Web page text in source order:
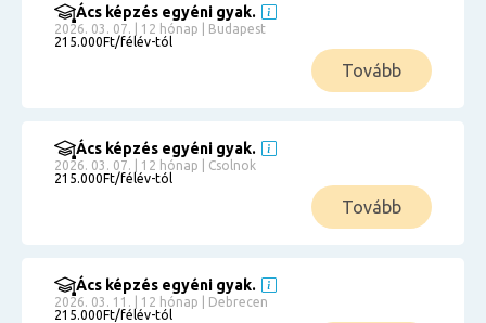
Ács képzés egyéni gyak.
2026. 03. 07. | 12 hónap | Budapest
215.000Ft/félév-tól
Tovább
Ács képzés egyéni gyak.
2026. 03. 07. | 12 hónap | Csolnok
215.000Ft/félév-tól
Tovább
Ács képzés egyéni gyak.
2026. 03. 11. | 12 hónap | Debrecen
215.000Ft/félév-tól